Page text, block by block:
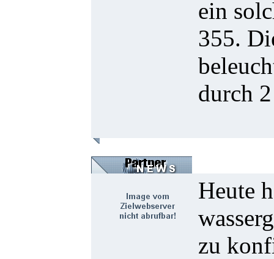
ein
355.
durch
Heute
zu